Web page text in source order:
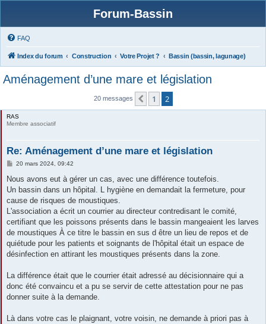
Forum-Bassin
FAQ
Index du forum Construction Votre Projet ? Bassin (bassin, lagunage)
Aménagement d’une mare et législation
20 messages Précédente
1 2
RAS
Membre associatif
Re: Aménagement d’une mare et législation
M
s
a
g
20 mars 2024, 09:42
Nous avons eut à gérer un cas, avec une différence toutefois.
Un bassin dans un hôpital. L hygiène en demandait la fermeture, pour
cause de risques de moustiques.
L'association a écrit un courrier au directeur contredisant le comité,
certifiant que les poissons présents dans le bassin mangeaient les larves
de moustiques À ce titre le bassin en sus d être un lieu de repos et de
quiétude pour les patients et soignants de l'hôpital était un espace de
désinfection en attirant les moustiques présents dans la zone.
La différence était que le courrier était adressé au décisionnaire qui a
donc été convaincu et a pu se servir de cette attestation pour ne pas
donner suite à la demande.
Là dans votre cas le plaignant, votre voisin, ne demande à priori pas à